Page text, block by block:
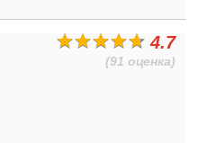
4.7
(91 оценка)